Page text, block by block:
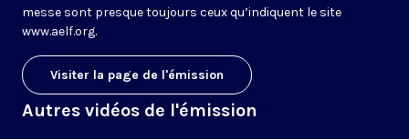
messe sont presque toujours ceux qu’indiquent le site
www.aelf.org.
Visiter la page de l'émission
Autres vidéos de l'émission